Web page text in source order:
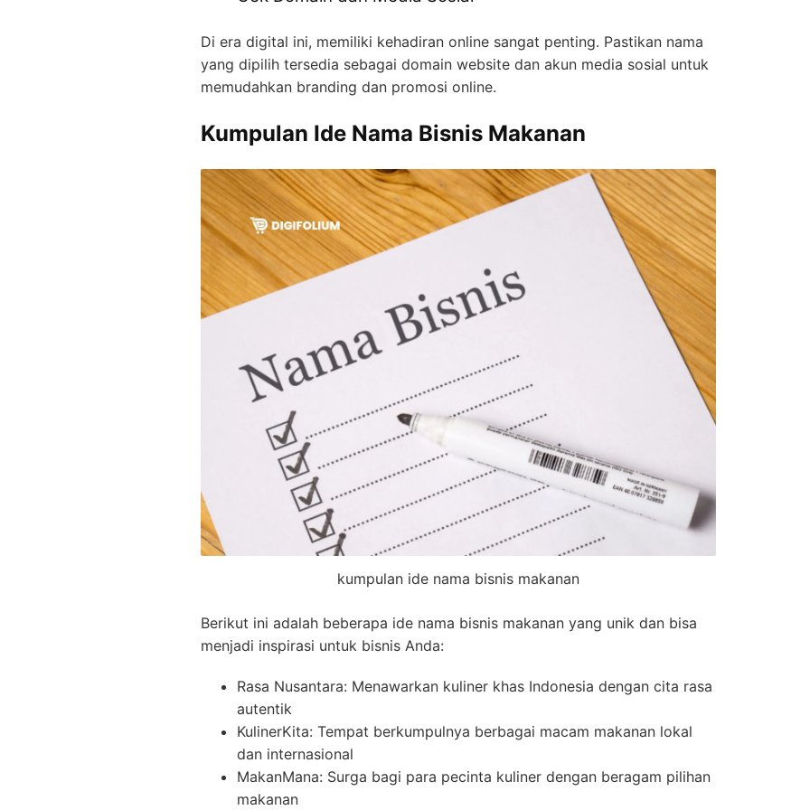
Di era digital ini, memiliki kehadiran online sangat penting. Pastikan nama
yang dipilih tersedia sebagai domain website dan akun media sosial untuk
memudahkan branding dan promosi online.
Kumpulan Ide Nama Bisnis Makanan
kumpulan ide nama bisnis makanan
Berikut ini adalah beberapa ide nama bisnis makanan yang unik dan bisa
menjadi inspirasi untuk bisnis Anda:
Rasa Nusantara: Menawarkan kuliner khas Indonesia dengan cita rasa
autentik
KulinerKita: Tempat berkumpulnya berbagai macam makanan lokal
dan internasional
MakanMana: Surga bagi para pecinta kuliner dengan beragam pilihan
makanan